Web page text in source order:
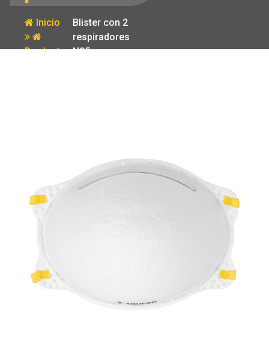
Inicio
Producto
Blister con 2
respiradores
N95 para